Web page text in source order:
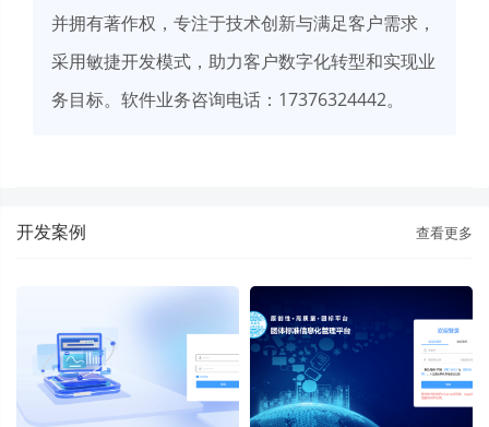
并拥有著作权，专注于技术创新与满足客户需求，
采用敏捷开发模式，助力客户数字化转型和实现业
务目标。软件业务咨询电话：17376324442。
开发案例 查看更多